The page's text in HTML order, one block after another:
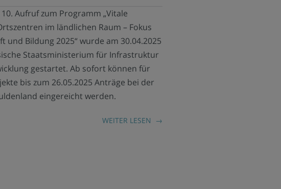
Aufruf zum Programm „Vitale
im ländlichen Raum – Fokus
und Bildung 2025“ wurde am 30.04.2025
Staatsministerium für Infrastruktur
gestartet. Ab sofort können für
bis zum 26.05.2025 Anträge bei der
eingereicht werden.
WEITER LESEN